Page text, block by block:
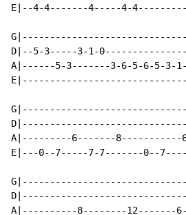
E|--4-4-------4-----4-
D|--5-3-----3-1-
A|------5-3-------3-6-5-6-5-3-
A|---------6-------8-----------
E|---0--7-----7-7-------0--
A|----------8--------12-------